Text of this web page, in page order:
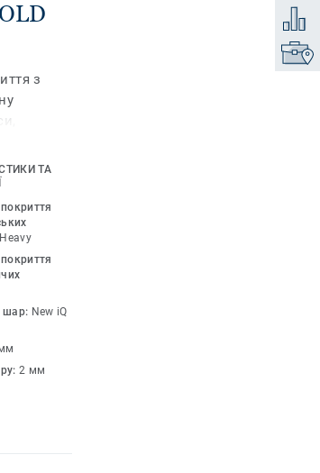
з
на
№S-P-
зі
ТА
шар: New iQ
2 мм